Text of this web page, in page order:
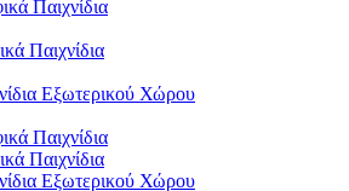
Παιχνίδια
Παιχνίδια
Εξωτερικού Χώρου
Παιχνίδια
Παιχνίδια
Εξωτερικού Χώρου